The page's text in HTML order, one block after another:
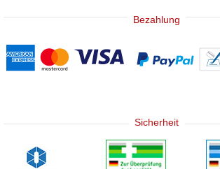
Bezahlung
Sicherheit